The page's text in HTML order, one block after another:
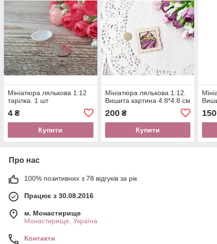
Мініатюра лялькова 1:12
тарілка. 1 шт
4 ₴
Купити
Мініатюра лялькова 1:12.
Вишита картина 4.8*4.8 см
200₴
Купити
150
Про нас
100% позитивних з 78 відгуків за рік
Працює з 30.08.2016
м. Монастирище
Монастирище, Україна
Контакти